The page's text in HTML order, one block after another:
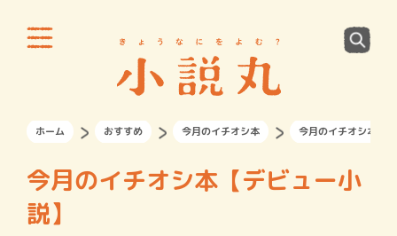
ホーム おすすめ 今月のイチオシ本 今月のイチオシ本【
今月のイチオシ本【デビュー小
説】